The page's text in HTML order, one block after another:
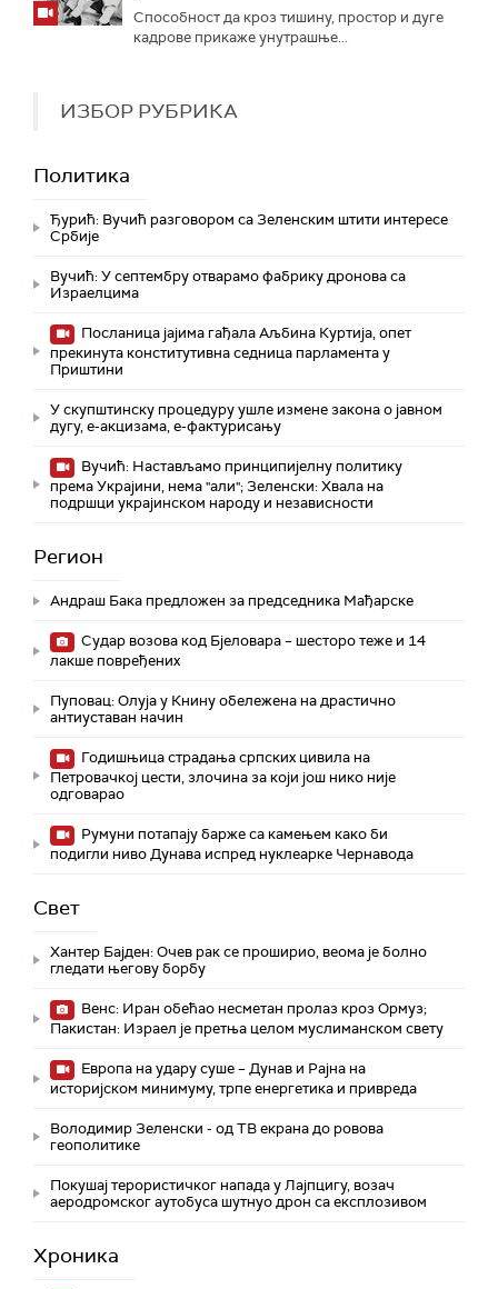
Способност да кроз тишину, простор и дуге
кадрове прикаже унутрашње...
ИЗБОР РУБРИКА
Политика
Ђурић: Вучић разговором са Зеленским штити интересе
Србије
Вучић: У септембру отварамо фабрику дронова са
Израелцима
Посланица јајима гађала Аљбина Куртија, опет
прекинута конститутивна седница парламента у
Приштини
У скупштинску процедуру ушле измене закона о јавном
дугу, е-акцизама, е-фактурисању
Вучић: Настављамо принципијелну политику
према Украјини, нема "али"; Зеленски: Хвала на
подршци украјинском народу и независности
Регион
Андраш Бакa предложен за председника Мађарске
Судар возова код Бјеловара – шесторо теже и 14
лакше повређених
Пуповац: Олуја у Книну обележена на драстично
антиуставан начин
Годишњица страдања српских цивила на
Петровачкој цести, злочина за који још нико није
одговарао
Румуни потапају барже са камењем како би
подигли ниво Дунава испред нуклеарке Чернавода
Свет
Хантер Бајден: Очев рак се проширио, веома је болно
гледати његову борбу
Венс: Иран обећао несметан пролаз кроз Ормуз;
Пакистан: Израел је претња целом муслиманском свету
Европа на удару суше – Дунав и Рајна на
историјском минимуму, трпе енергетика и привреда
Володимир Зеленски - од ТВ екрана до ровова
геополитике
Покушај терористичког напада у Лајпцигу, возач
аеродромског аутобуса шутнуо дрон са експлозивом
Хроника